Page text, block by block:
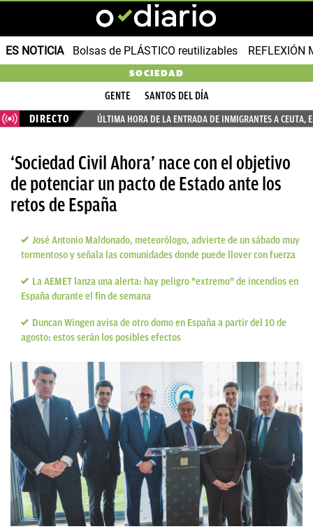
ES NOTICIA Bolsas de PLÁSTICO reutilizables REFLEXIÓN
SOCIEDAD
GENTE
SANTOS DEL DÍA
DIRECTO
ÚLTIMA HORA DE LA ENTRADA DE INMIGRANTES A CEUTA,
‘Sociedad Civil Ahora’ nace con el objetivo
de potenciar un pacto de Estado ante los
retos de España
José Antonio Maldonado, meteorólogo, advierte de un sábado muy
tormentoso y señala las comunidades donde puede llover con fuerza
La AEMET lanza una alerta: hay peligro "extremo" de incendios en
España durante el fin de semana
Duncan Wingen avisa de otro domo en España a partir del 10 de
agosto: estos serán los posibles efectos